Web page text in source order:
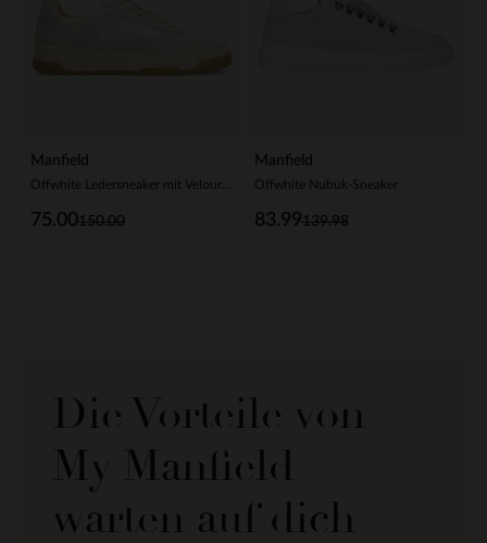
Manfield
150.00
75.00
Manfield
Offwhite Nubuk-Sneaker
139.98
83.99
Die Vorteile von
My Manfield
warten auf dich